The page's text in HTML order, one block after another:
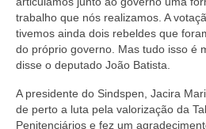
trabalho que nós realizamos. A
tivemos ainda dois rebeldes que
do próprio governo. Mas tudo isso é
disse o deputado João Batista.
A presidente do Sindspen, Jacira
de perto a luta pela valorização da
Penitenciários e fez um